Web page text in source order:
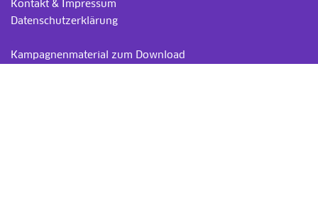
Kontakt & Impressum
Datenschutzerklärung
Kampagnenmaterial zum Download